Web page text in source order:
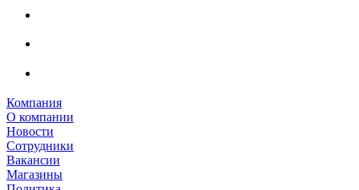
Компания
О компании
Новости
Сотрудники
Вакансии
Магазины